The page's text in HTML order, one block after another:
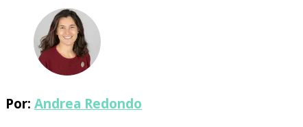
Por: Andrea Redondo